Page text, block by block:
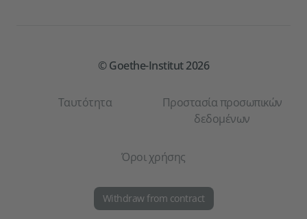
© Goethe-Institut 2026
Ταυτότητα
Προστασία προσωπικών
δεδομένων
Όροι χρήσης
Withdraw from contract